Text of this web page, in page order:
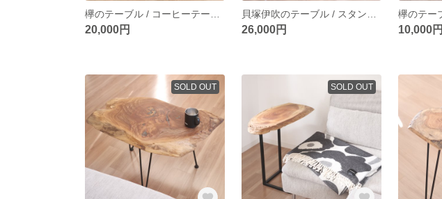
20,000円 26,000円 10,000円
SOLD OUT SOLD OUT